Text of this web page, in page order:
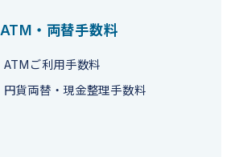
ATM・両替手数料
ATMご利用手数料
円貨両替・現金整理手数料